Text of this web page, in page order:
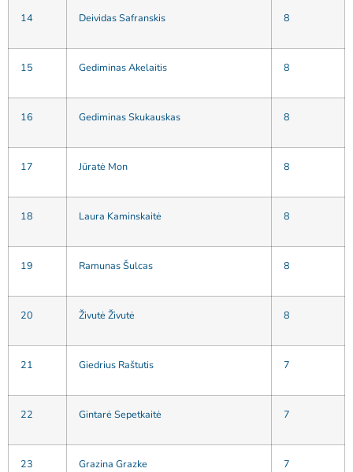
14 Deividas Safranskis 8
15 Gediminas Akelaitis 8
16 Gediminas Skukauskas 8
17 Jūratė Mon 8
18 Laura Kaminskaitė 8
19 Ramunas Šulcas 8
20 Živutė Živutė 8
21 Giedrius Raštutis 7
22 Gintarė Sepetkaitė 7
23 Grazina Grazke 7